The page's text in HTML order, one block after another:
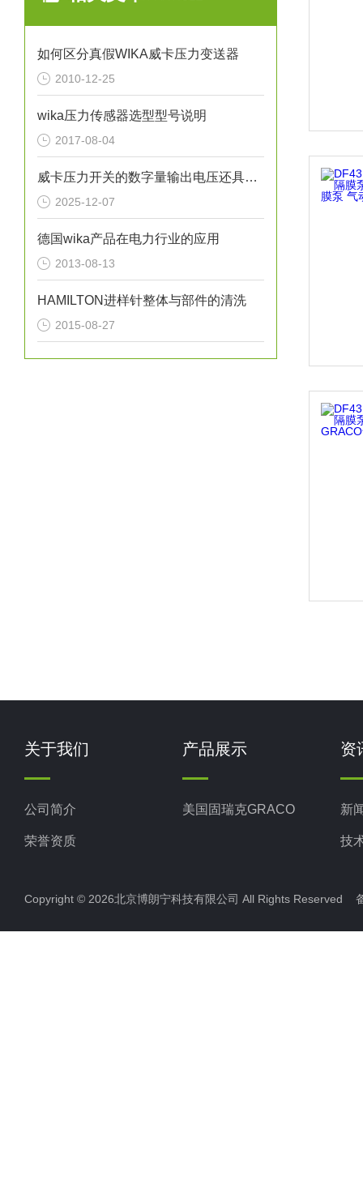
如何区分真假WIKA威卡压力变送器
2010-12-25
wika压力传感器选型型号说明
2017-08-04
威卡压力开关的数字量输出电压还具有很强的适应性
2025-12-07
德国wika产品在电力行业的应用
2013-08-13
HAMILTON进样针整体与部件的清洗
2015-08-27
关于我们
公司简介
荣誉资质
产品展示
美国固瑞克GRACO
资
新
技
Copyright © 2026北京博朗宁科技有限公司 All Rights Reserved